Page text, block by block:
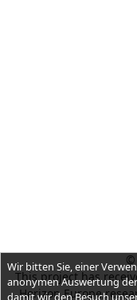
©
This project has
Horizon Europe
Wir bitten Sie, einer
anonymen Auswertung